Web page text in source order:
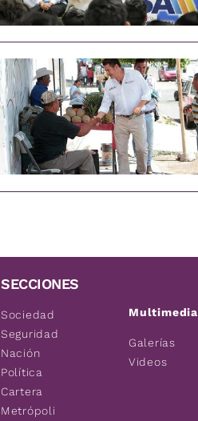
SECCIONES
Sociedad
Seguridad
Nación
Política
Cartera
Metrópoli
Multimedia
Galerías
Videos